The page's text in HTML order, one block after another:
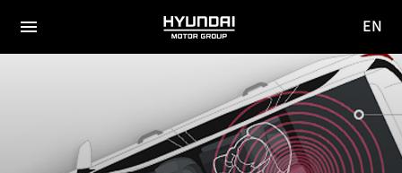
전체
HYUNDAI
MOTOR
사이
이동
EN